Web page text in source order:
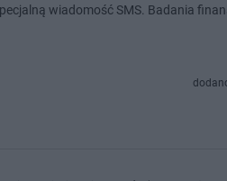
wiadomość SMS. Badania